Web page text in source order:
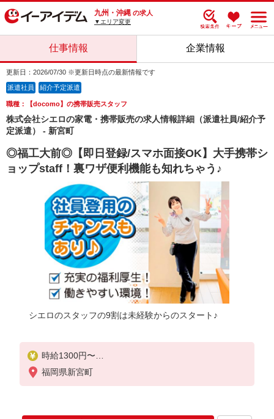
九州・沖縄 の求人
▼エリア変更
仕事情報 企業情報
更新日：2026/07/30 ※更新日時点の最新情報です
派遣社員 紹介予定派遣
職種：【docomo】の携帯販売スタッフ
株式会社シエロの家電・携帯販売の求人情報詳細（派遣社員/紹介予
定派遣） - 新宮町
◎福工大前◎【即日登録/スマホ面接OK】大手携帯シ
ョップstaff！裏ワザ便利機能も知れちゃう♪
シエロのスタッフの9割は未経験からのスタート♪
時給1300円〜
※残業代支給
★交通費別途支給（規定あり）
入社祝い金10万円支給(規定有)
福岡県新宮町